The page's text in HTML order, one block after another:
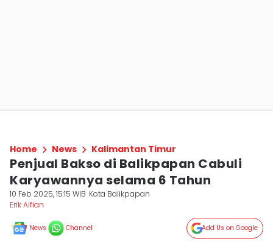
Home News Kalimantan Timur
Penjual Bakso di Balikpapan Cabuli
Karyawannya selama 6 Tahun
10 Feb 2025, 15:15 WIB Kota Balikpapan
Erik Alfian
News Channel Add Us on Google